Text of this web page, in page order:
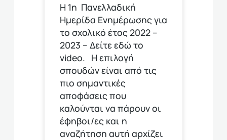
Η 1η Πανελλαδική
Ημερίδα Ενημέρωσης για
το σχολικό έτος 2022 –
2023 – Δείτε εδώ το
video. Η επιλογή
σπουδών είναι από τις
πιο σημαντικές
αποφάσεις που
καλούνται να πάρουν οι
έφηβοι/ες και η
αναζήτηση αυτή αρχίζει